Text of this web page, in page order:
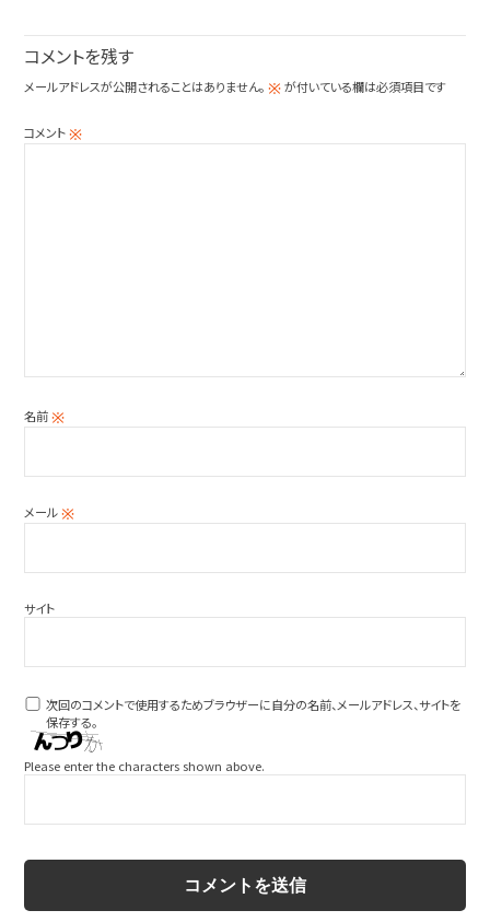
コメントを残す
メールアドレスが公開されることはありません。 ※が付いている欄は必須項目です
コメント※
名前※
メール※
サイト
次回のコメントで使用するためブラウザーに自分の名前、メールアドレス、サイトを
保存する。
Please enter the characters shown above.